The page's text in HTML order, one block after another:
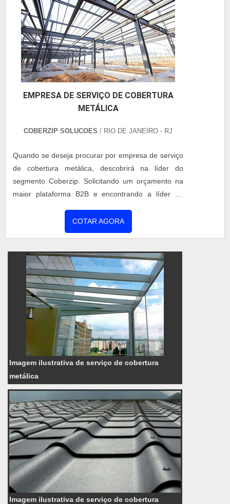
EMPRESA DE SERVIÇO DE COBERTURA
METÁLICA
COBERZIP SOLUCOES / RIO DE JANEIRO - RJ
Quando se deseja procurar por empresa de serviço
de cobertura metálica, descobrirá na líder do
segmento Coberzip. Solicitando um orçamento na
maior plataforma B2B e encontrando a líder do
sempre ser prestado por empresas especializadas
no segmento. Esse tipo de cuidado ajuda a garantir
evitar prejuízos com imprevistos e execuções mal
elaborad...
COTAR AGORA
Imagem ilustrativa de serviço de cobertura
metálica
Imagem ilustrativa de serviço de cobertura